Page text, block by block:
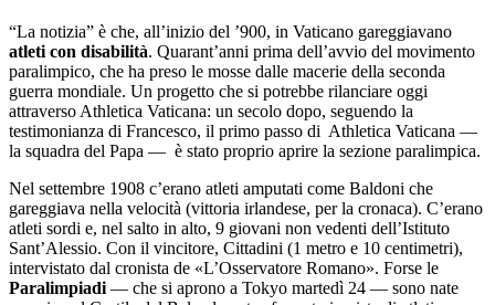
“La notizia” è che, all’inizio del ’900, in Vaticano gareggiavano
atleti con disabilità. Quarant’anni prima dell’avvio del movimento
paralimpico, che ha preso le mosse dalle macerie della seconda
guerra mondiale. Un progetto che si potrebbe rilanciare oggi
attraverso Athletica Vaticana: un secolo dopo, seguendo la
testimonianza di Francesco, il primo passo di Athletica Vaticana —
la squadra del Papa — è stato proprio aprire la sezione paralimpica.
Nel settembre 1908 c’erano atleti amputati come Baldoni che
gareggiava nella velocità (vittoria irlandese, per la cronaca). C’erano
atleti sordi e, nel salto in alto, 9 giovani non vedenti dell’Istituto
Sant’Alessio. Con il vincitore, Cittadini (1 metro e 10 centimetri),
intervistato dal cronista de «L’Osservatore Romano». Forse le
Paralimpiadi — che si aprono a Tokyo martedì 24 — sono nate